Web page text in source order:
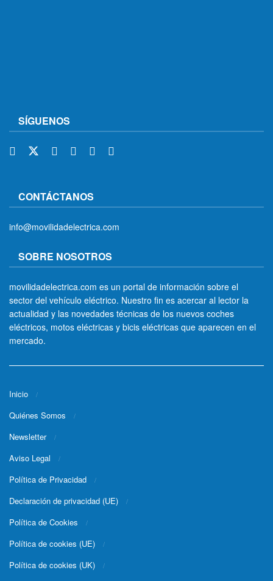
SÍGUENOS
CONTÁCTANOS
info@movilidadelectrica.com
SOBRE NOSOTROS
movilidadelectrica.com es un portal de información sobre el
sector del vehículo eléctrico. Nuestro fin es acercar al lector la
actualidad y las novedades técnicas de los nuevos coches
eléctricos, motos eléctricas y bicis eléctricas que aparecen en el
mercado.
Inicio
Quiénes Somos
Newsletter
Aviso Legal
Política de Privacidad
Declaración de privacidad (UE)
Política de Cookies
Política de cookies (UE)
Política de cookies (UK)